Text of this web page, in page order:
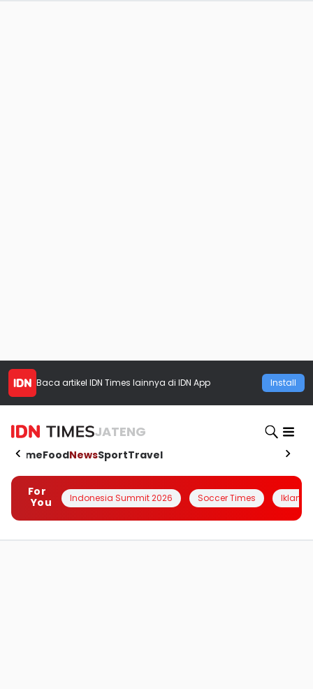
Baca artikel IDN Times lainnya di IDN App Install
JATENG
HomeFoodNewsSportTravel
For
You
Indonesia Summit 2026 Soccer Times Iklanin